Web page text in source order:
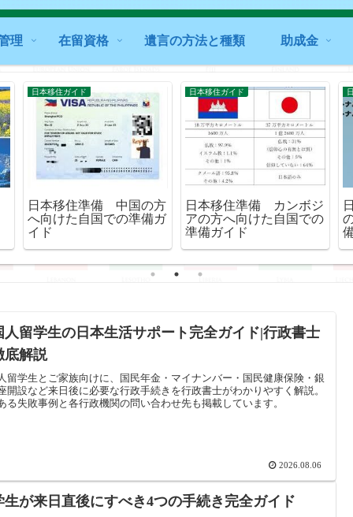
理 在留資格 遺言の方法と種類 助成金
日本移住ガイド
日本移住準備 中国の方
へ向けた自国での準備ガ
イド
日本移住ガイド
日本移住準備 カンボジ
アの方へ向けた自国での
準備ガイド
人留学生の日本生活サポート完全ガイド|行政書士
底解説
留学生とご家族向けに、国民年金・マイナンバー・国民健康保険・銀
開設など来日後に必要な行政手続きを行政書士がわかりやすく解説。
る失敗事例と各行政機関の問い合わせ先も掲載しています。
2026.08.06
生が来日直後にすべき4つの手続き完全ガイド